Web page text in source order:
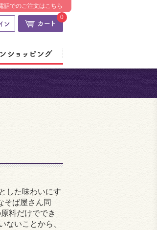
0
話でのご注文はこちら
した味わいにす
そば屋さん同
料だけででき
ないことから、